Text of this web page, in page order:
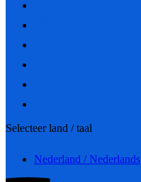
Selecteer land / taal
Nederland / Nederlands